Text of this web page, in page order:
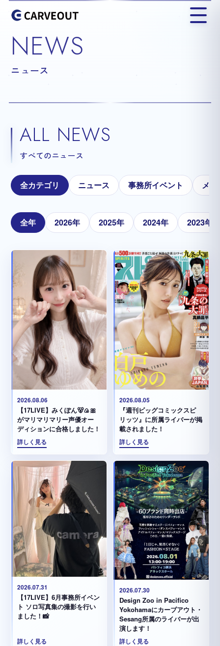
NEWS
ニュース
ALL NEWS
すべてのニュース
全カテゴリ ニュース 事務所イベント メ
全年 2026年 2025年 2024年 2023年
2026.08.06
【17LIVE】みくぽん🐻🍙🎀
がマリマリマリー声優オー
ディションに合格しました！
詳しく見る
2026.08.05
『週刊ビッグコミックスピ
リッツ』に所属ライバーが掲
載されました！
詳しく見る
2026.07.31
【17LIVE】6月事務所イベン
ト ソロ写真集の撮影を行い
ました！📸
詳しく見る
2026.07.30
Design Zoo in Pacifico
Yokohamaにカーブアウト・
Sesang所属のライバーが出
演します！
詳しく見る